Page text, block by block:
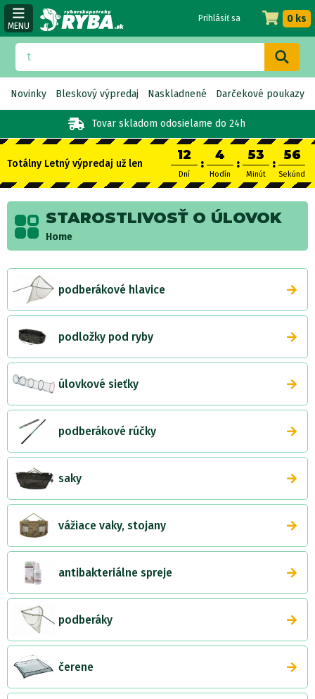
MENU
Tovar skladom odosielame do 24h
Prihlásiť sa 0 ks
Novinky Bleskový výpredaj Naskladnené Darčekové poukazy
Totálny Letný výpredaj už len
12
Dní
:
4
Hodín
:
53
Minút
:
55
Sekúnd
STAROSTLIVOSŤ O ÚLOVOK
Home
podberákové hlavice
podložky pod ryby
úlovkové sieťky
podberákové rúčky
saky
vážiace vaky, stojany
antibakteriálne spreje
podberáky
čerene